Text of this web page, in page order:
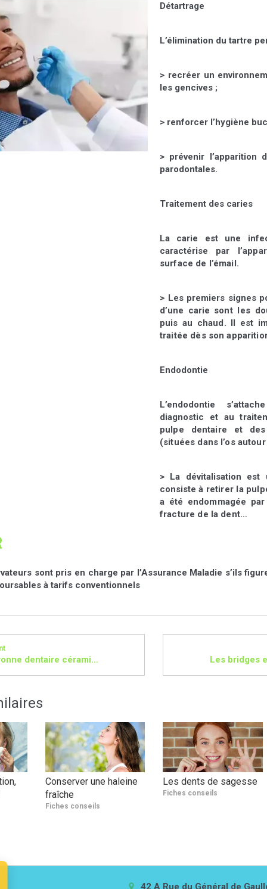
Détartrage
L’élimination du tartre
> recréer un
les gencives ;
> renforcer l’hygiène
> prévenir l’apparition
parodontales.
Traitement des caries
La carie est une
caractérise par
surface de l’émail.
> Les premiers signes
d’une carie sont les
puis au chaud. Il est
traitée dès son
Endodontie
L’endodontie
diagnostic et au
pulpe dentaire et
(situées dans l’os
> La dévitalisation est
consiste à retirer la
a été endommagée
fracture de la dent…
sont pris en charge par l’Assurance Maladie s’ils
à tarifs conventionnels
La couronne dentaire céramique Les bridges
Conserver une haleine
fraîche
Fiches conseils
Les dents de sagesse
Fiches conseils
42 A Rue du Général de